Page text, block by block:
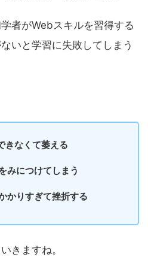
者がWebスキルを習得する
いと学習に失敗してしまう
きなくて萎える
みにつけてしまう
かりすぎて挫折する
きますね。